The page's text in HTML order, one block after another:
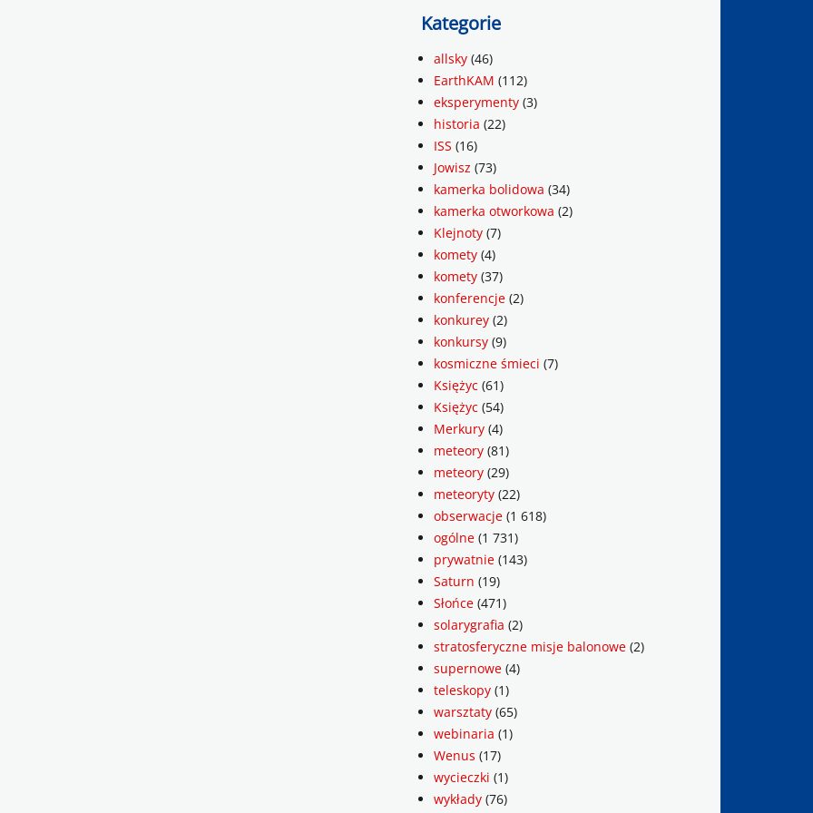
Kategorie
allsky (46)
EarthKAM (112)
eksperymenty (3)
historia (22)
ISS (16)
Jowisz (73)
kamerka bolidowa (34)
kamerka otworkowa (2)
Klejnoty (7)
komety (4)
komety (37)
konferencje (2)
konkurey (2)
konkursy (9)
kosmiczne śmieci (7)
Księżyc (61)
Księżyc (54)
Merkury (4)
meteory (81)
meteory (29)
meteoryty (22)
obserwacje (1 618)
ogólne (1 731)
prywatnie (143)
Saturn (19)
Słońce (471)
solarygrafia (2)
stratosferyczne misje balonowe (2)
supernowe (4)
teleskopy (1)
warsztaty (65)
webinaria (1)
Wenus (17)
wycieczki (1)
wykłady (76)